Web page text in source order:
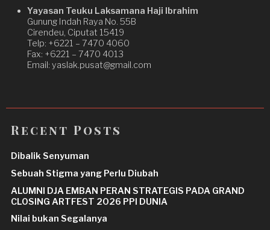
Yayasan Teuku Laksamana Haji Ibrahim
Gunung Indah Raya No. 55B
Cirendeu, Ciputat 15419
Telp: +6221 – 7470 4060
Fax: +6221 – 7470 4013
Email: yaslak.pusat@gmail.com
Recent Posts
Dibalik Senyuman
Sebuah Stigma yang Perlu Diubah
ALUMNI DJA EMBAN PERAN STRATEGIS PADA GRAND
CLOSING ARTFEST 2026 PPI DUNIA
Nilai bukan Segalanya